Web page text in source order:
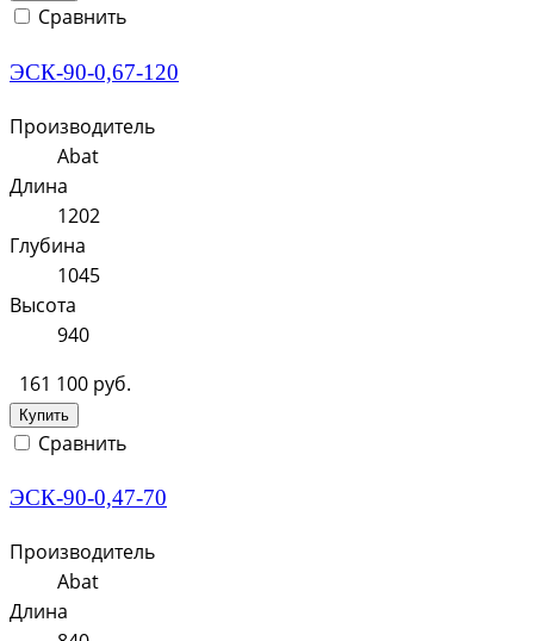
Сравнить
ЭСК-90-0,67-120
Производитель
Abat
Длина
1202
Глубина
1045
Высота
940
161 100 руб.
Купить
Сравнить
ЭСК-90-0,47-70
Производитель
Abat
Длина